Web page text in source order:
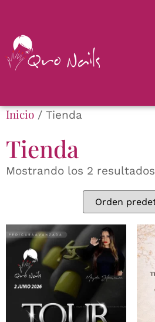
Inicio / Tienda
Tienda
Mostrando los 2 resultados